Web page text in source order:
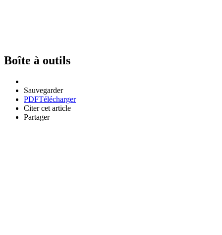
Boîte à outils
Sauvegarder
PDFTélécharger
Citer cet article
Partager